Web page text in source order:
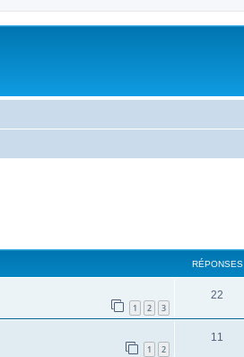
RÉPONSES
1 2 3
22
1 2
11